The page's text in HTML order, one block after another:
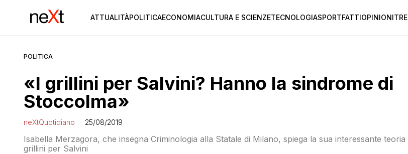
ATTUALITÀPOLITICAECONOMIACULTURA E SCIENZETECNOLOGIASPORTFATTIOPINIONI
POLITICA
«I grillini per Salvini? Hanno la sindrome di
Stoccolma»
neXtQuotidiano 25/08/2019
Isabella Merzagora, che insegna Criminologia alla Statale di Milano, spiega la sua interessante teoria
grillini per Salvini